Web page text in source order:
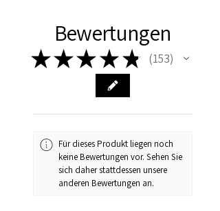
Bewertungen
★★★ ★ ★ 153
153
Für dieses Produkt liegen noch
keine Bewertungen vor. Sehen Sie
sich daher stattdessen unsere
anderen Bewertungen an.